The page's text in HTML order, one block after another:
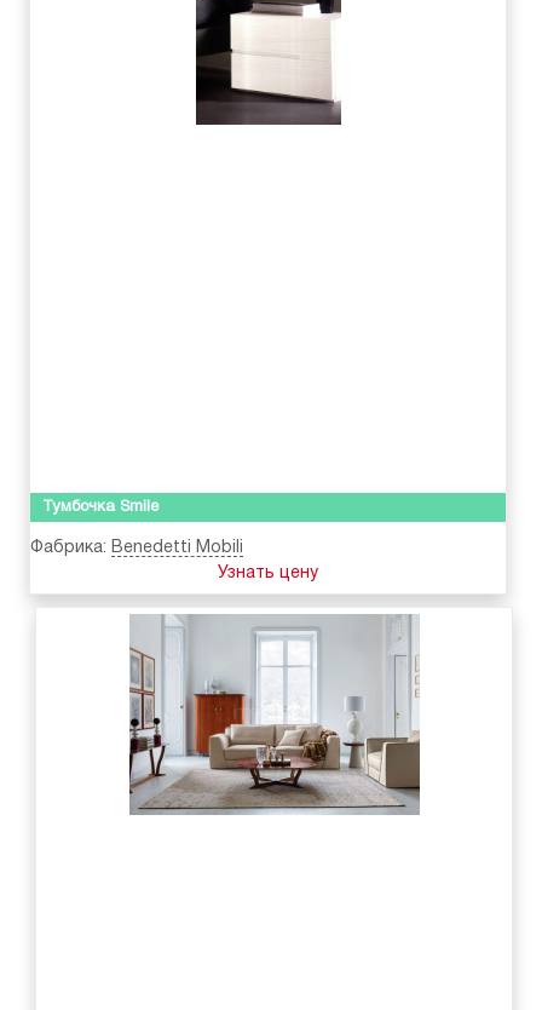
Тумбочка Smile
Фабрика: Benedetti Mobili
Узнать цену